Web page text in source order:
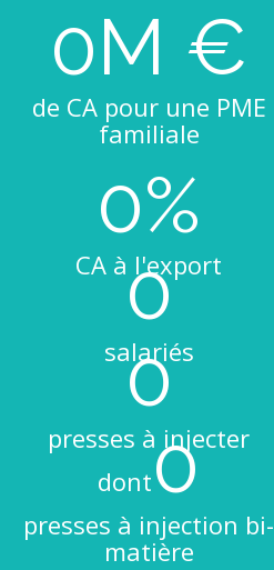
0
de CA pour une PME
familiale
0
CA à l'export
0
salariés
0
presses à injecter
dont0
presses à injection bi-
matière